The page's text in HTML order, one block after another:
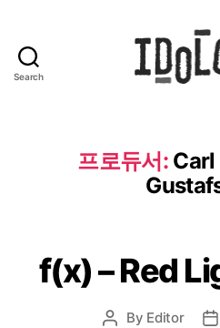
Search
프로듀서:
f(x) – Red
Post
By Editor